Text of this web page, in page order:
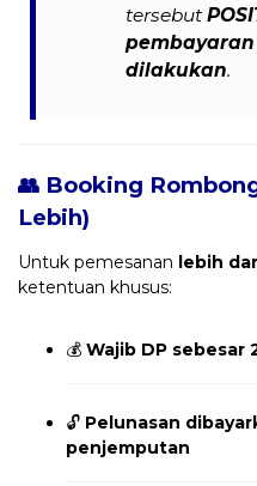
tersebut
dilakukan.
👥 Booking
Lebih)
Untuk pemesanan lebih
ketentuan khusus:
💰 Wajib DP sebesar
🔓 Pelunasan
penjemputan